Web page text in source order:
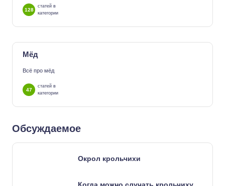
128
статей в
категории
Мёд
Всё про мёд
47
статей в
категории
Обсуждаемое
Окрол крольчихи